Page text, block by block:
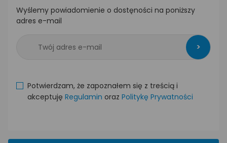
Wyślemy powiadomienie o dostęności na poniższy
adres e-mail
>
Potwierdzam, że zapoznałem się z treścią i
akceptuję Regulamin oraz Politykę Prywatności